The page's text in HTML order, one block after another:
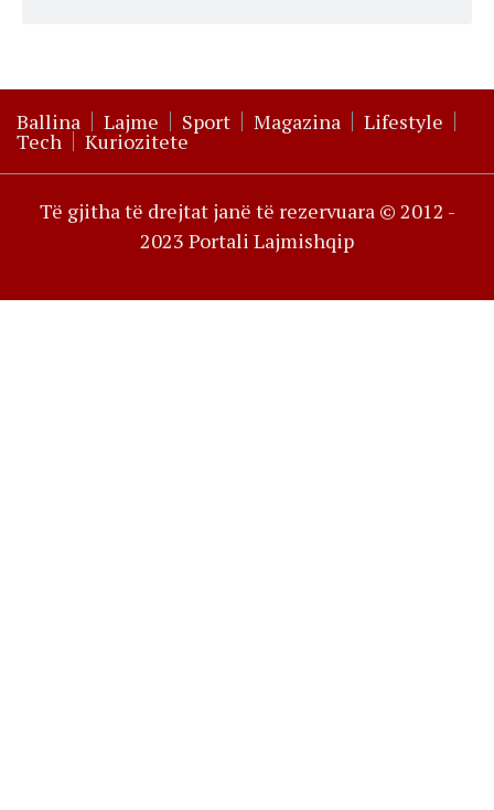
Ballina Lajme Sport Magazina Lifestyle
Tech Kuriozitete
Të gjitha të drejtat janë të rezervuara © 2012 -
2023 Portali Lajmishqip